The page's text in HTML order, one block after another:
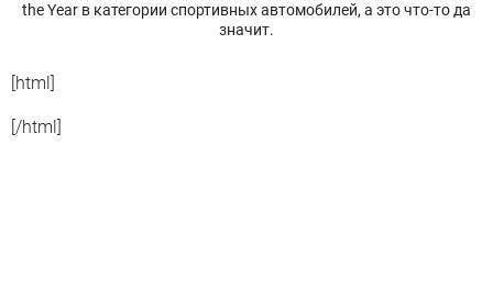
the Year в категории спортивных автомобилей, а это что-то да
значит.
[html]
[/html]